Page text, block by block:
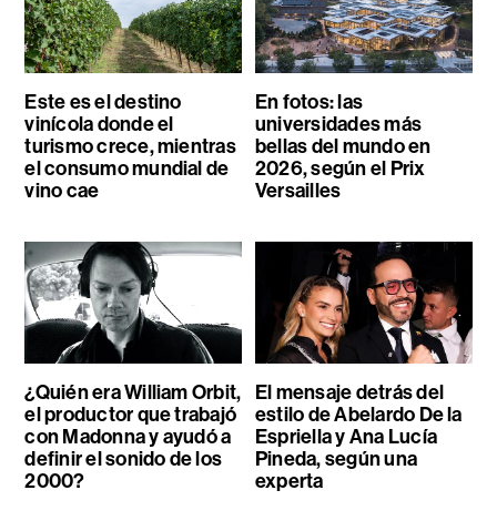
Este es el destino
vinícola donde el
turismo crece, mientras
el consumo mundial de
vino cae
En fotos: las
universidades más
bellas del mundo en
2026, según el Prix
Versailles
¿Quién era William Orbit,
el productor que trabajó
con Madonna y ayudó a
definir el sonido de los
2000?
El mensaje detrás del
estilo de Abelardo De la
Espriella y Ana Lucía
Pineda, según una
experta